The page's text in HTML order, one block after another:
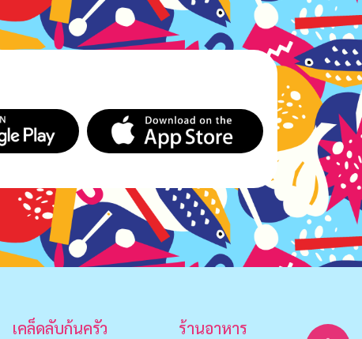
เคล็ดลับก้นครัว ร้านอาหาร